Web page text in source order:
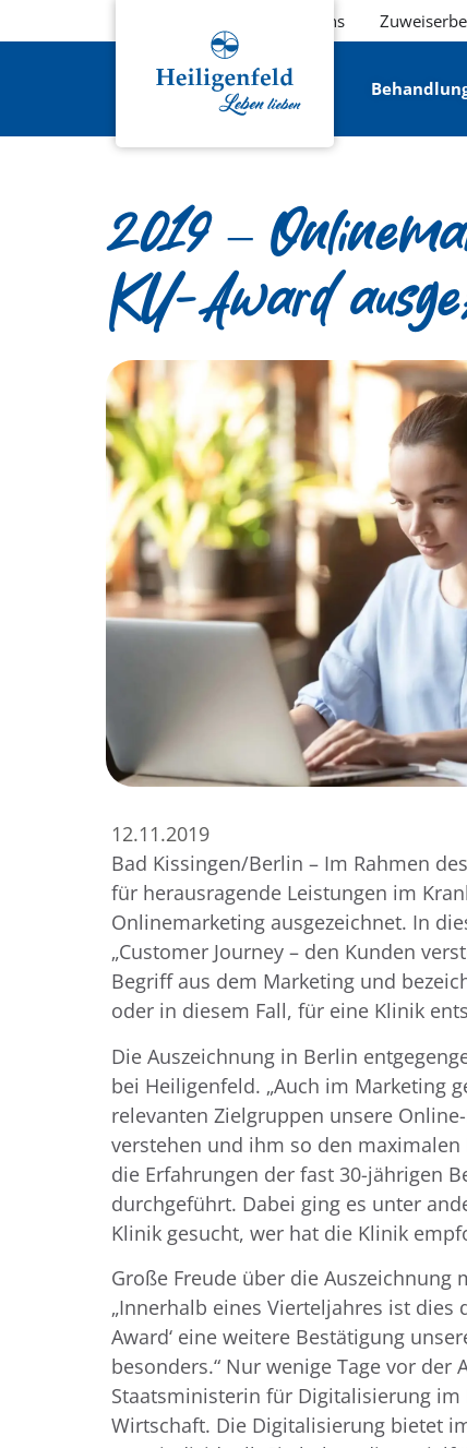
Über uns
2019 –
KU-Award
12.11.2019
Bad Kissingen/Berlin – Im Rahmen
für herausragende Leistungen im
Onlinemarketing ausgezeichnet. In
„Customer Journey – den Kunden
Begriff aus dem Marketing und
oder in diesem Fall, für eine Klinik
Die Auszeichnung in Berlin
bei Heiligenfeld. „Auch im Marketing
relevanten Zielgruppen unsere
verstehen und ihm so den maximalen
die Erfahrungen der fast 30-jährigen
durchgeführt. Dabei ging es unter
Klinik gesucht, wer hat die Klinik
Große Freude über die Auszeichnung
„Innerhalb eines Vierteljahres ist dies
Award‘ eine weitere Bestätigung
besonders.“ Nur wenige Tage vor der
Staatsministerin für Digitalisierung
Wirtschaft. Die Digitalisierung bietet